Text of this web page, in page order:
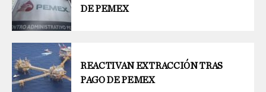
DE PEMEX
REACTIVAN EXTRACCIÓN TRAS
PAGO DE PEMEX